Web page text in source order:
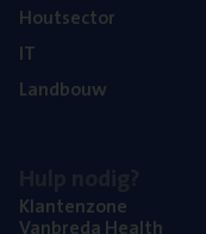
Hout­sec­tor
IT
Land­bouw
Klan­ten­zo­ne
Van­b­re­da Health